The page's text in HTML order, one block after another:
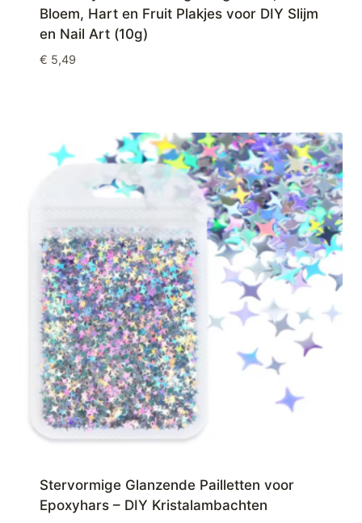
Bloem, Hart en Fruit Plakjes voor DIY Slijm
en Nail Art (10g)
€ 5,49
Stervormige Glanzende Pailletten voor
Epoxyhars – DIY Kristalambachten